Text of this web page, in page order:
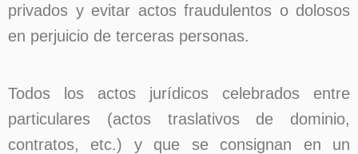
privados y evitar actos fraudulentos o dolosos
en perjuicio de terceras personas.
Todos los actos jurídicos celebrados entre
particulares (actos traslativos de dominio,
contratos, etc.) y que se consignan en un